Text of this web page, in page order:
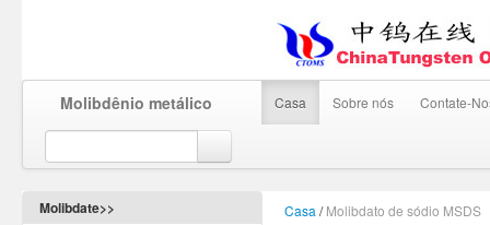
Molibdênio metálico Casa Sobre nós Contate-
Molibdate>> Casa / Molibdato de sódio MSDS